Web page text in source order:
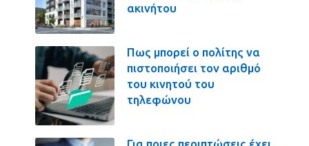
ακινήτου
Πως μπορεί ο πολίτης να
πιστοποιήσει τον αριθμό
του κινητού του
τηλεφώνου
Για ποιες περιπτώσεις έχει